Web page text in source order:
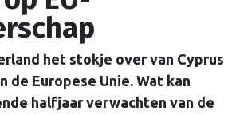
het stokje over van Cyprus
de Europese Unie. Wat kan
halfjaar verwachten van de